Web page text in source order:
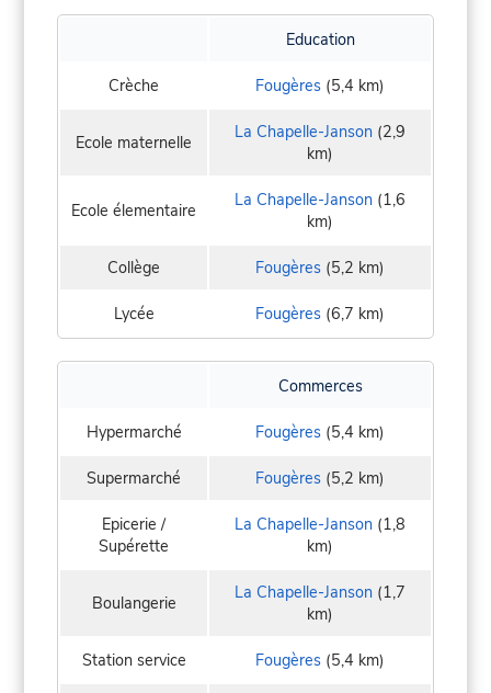
Education
Crèche Fougères (5,4 km)
Ecole maternelle La Chapelle-Janson (2,9
km)
Ecole élementaire La Chapelle-Janson (1,6
km)
Collège Fougères (5,2 km)
Lycée Fougères (6,7 km)
Commerces
Hypermarché Fougères (5,4 km)
Supermarché Fougères (5,2 km)
Epicerie /
Supérette
La Chapelle-Janson (1,8
km)
Boulangerie La Chapelle-Janson (1,7
km)
Station service Fougères (5,4 km)